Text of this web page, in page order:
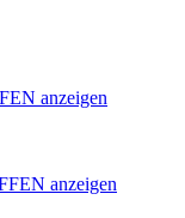
anzeigen
anzeigen